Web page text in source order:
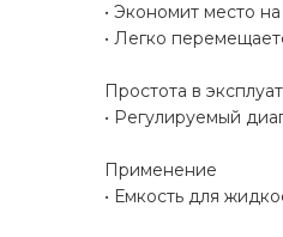
• Экономит место
• Легко
Простота в
• Регулируемый
Применение
• Емкость для